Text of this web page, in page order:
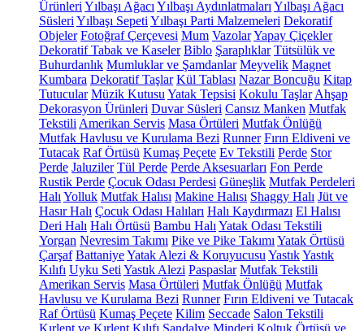
Ürünleri Yılbaşı Ağacı Yılbaşı Aydınlatmaları Yılbaşı Ağacı
Süsleri Yılbaşı Sepeti Yılbaşı Parti Malzemeleri Dekoratif
Objeler Fotoğraf Çerçevesi Mum VazolarYapay Çiçekler
Dekoratif Tabak ve Kaseler Biblo Şaraplıklar Tütsülük ve
Buhurdanlık Mumluklar ve Şamdanlar Meyvelik Magnet
Kumbara Dekoratif Taşlar Kül Tablası Nazar Boncuğu Kitap
Tutucular Müzik Kutusu Yatak Tepsisi Kokulu Taşlar Ahşap
Dekorasyon Ürünleri Duvar Süsleri Cansız Manken Mutfak
Tekstili Amerikan Servis Masa Örtüleri Mutfak Önlüğü
Mutfak Havlusu ve Kurulama Bezi Runner Fırın Eldiveni ve
Tutacak Raf Örtüsü Kumaş Peçete Ev Tekstili Perde Stor
Perde Jaluziler Tül Perde Perde Aksesuarları Fon Perde
Rustik Perde Çocuk Odası Perdesi Güneşlik Mutfak Perdeleri
Halı Yolluk Mutfak Halısı Makine Halısı Shaggy Halı Jüt ve
Hasır Halı Çocuk Odası Halıları Halı Kaydırmazı El Halısı
Deri Halı Halı Örtüsü Bambu Halı Yatak Odası Tekstili
Yorgan Nevresim Takımı Pike ve Pike Takımı Yatak Örtüsü
Çarşaf BattaniyeYatak Alezi & Koruyucusu YastıkYastık
Kılıfı Uyku Seti Yastık Alezi Paspaslar Mutfak Tekstili
Amerikan Servis Masa Örtüleri Mutfak Önlüğü Mutfak
Havlusu ve Kurulama Bezi Runner Fırın Eldiveni ve Tutacak
Raf Örtüsü Kumaş Peçete Kilim Seccade Salon Tekstili
Kırlent ve Kırlent Kılıfı Sandalye Minderi Koltuk Örtüsü ve